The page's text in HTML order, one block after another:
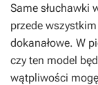
Same słuchawki
przede
dokanałowe. W
czy ten model
wątpliwości